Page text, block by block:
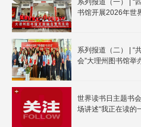
系列报道（一） | “
书馆开展2026年世
系列报道（二） | “
会”大理州图书馆举
世界读书日主题书
场讲述“我正在读的